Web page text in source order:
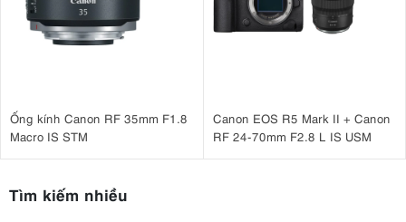
Ống kính Canon RF 35mm F1.8
Macro IS STM
Canon EOS R5 Mark II + Canon
RF 24-70mm F2.8 L IS USM
Tìm kiếm nhiều